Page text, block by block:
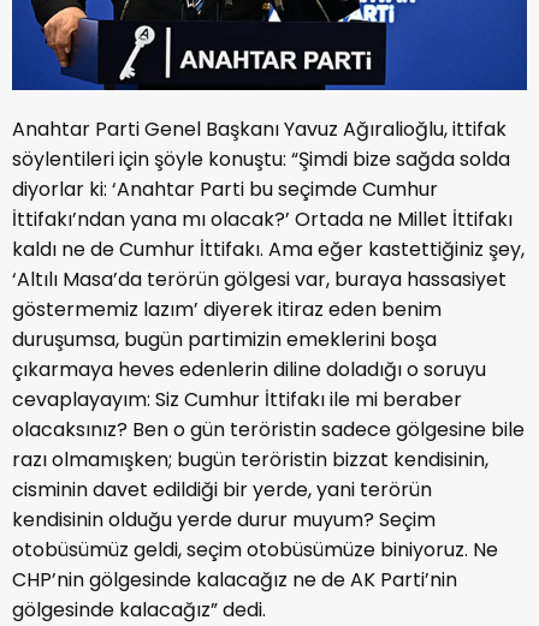
Anahtar Parti Genel Başkanı Yavuz Ağıralioğlu, ittifak
söylentileri için şöyle konuştu: “Şimdi bize sağda solda
diyorlar ki: ‘Anahtar Parti bu seçimde Cumhur
İttifakı’ndan yana mı olacak?’ Ortada ne Millet İttifakı
kaldı ne de Cumhur İttifakı. Ama eğer kastettiğiniz şey,
‘Altılı Masa’da terörün gölgesi var, buraya hassasiyet
göstermemiz lazım’ diyerek itiraz eden benim
duruşumsa, bugün partimizin emeklerini boşa
çıkarmaya heves edenlerin diline doladığı o soruyu
cevaplayayım: Siz Cumhur İttifakı ile mi beraber
olacaksınız? Ben o gün teröristin sadece gölgesine bile
razı olmamışken; bugün teröristin bizzat kendisinin,
cisminin davet edildiği bir yerde, yani terörün
kendisinin olduğu yerde durur muyum? Seçim
otobüsümüz geldi, seçim otobüsümüze biniyoruz. Ne
CHP’nin gölgesinde kalacağız ne de AK Parti’nin
gölgesinde kalacağız” dedi.